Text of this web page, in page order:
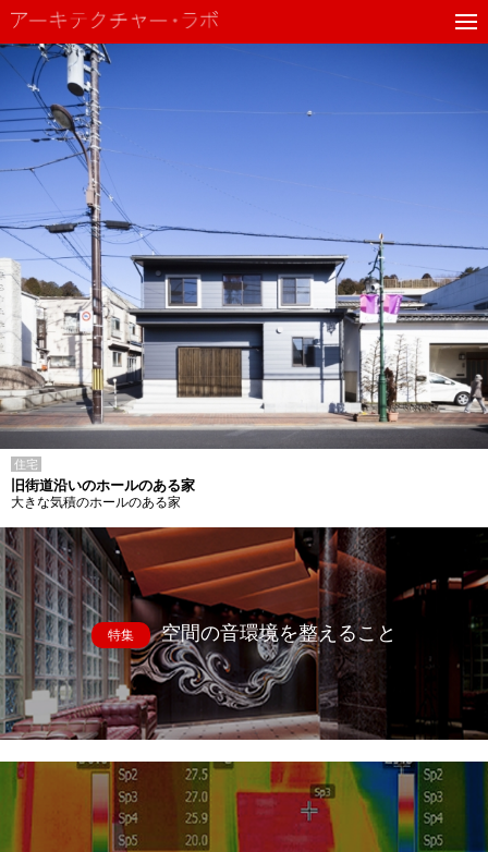
住宅
旧街道沿いのホールのある家
大きな気積のホールのある家
特集 空間の音環境を整えること